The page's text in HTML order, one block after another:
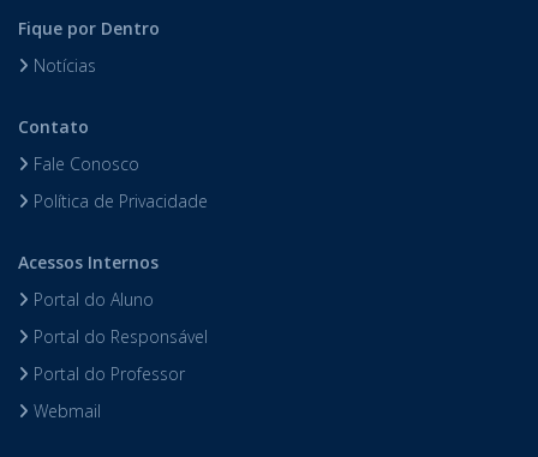
Fique por Dentro
Notícias
Contato
Fale Conosco
Política de Privacidade
Acessos Internos
Portal do Aluno
Portal do Responsável
Portal do Professor
Webmail